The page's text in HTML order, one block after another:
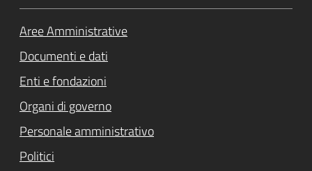
Aree Amministrative
Documenti e dati
Enti e fondazioni
Organi di governo
Personale amministrativo
Politici